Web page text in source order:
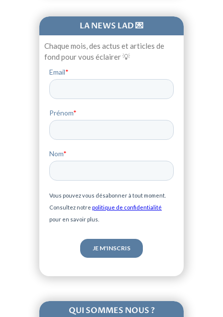
LA NEWS LAD 💌
Chaque mois, des actus et articles de
fond pour vous éclairer 💡
Email*
Prénom*
Nom*
Vous pouvez vous désabonner à tout moment.
Consultez notre politique de confidentialité
pour en savoir plus.
QUI SOMMES NOUS ?